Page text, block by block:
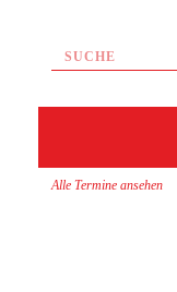
Alle Termine ansehen